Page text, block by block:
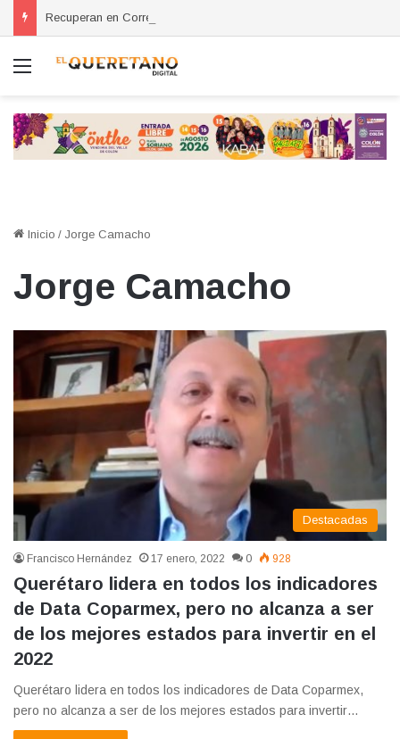
Menú
Inicio / Jorge Camacho
Jorge Camacho
Destacadas
Francisco Hernández 17 enero, 2022 0 928
Querétaro lidera en todos los indicadores
de Data Coparmex, pero no alcanza a ser
de los mejores estados para invertir en el
2022
Querétaro lidera en todos los indicadores de Data Coparmex,
pero no alcanza a ser de los mejores estados para invertir…